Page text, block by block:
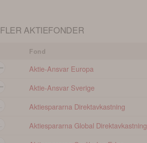
FLER AKTIEFONDER
Fond
Aktie-Ansvar Europa
Aktie-Ansvar Sverige
Aktiespararna Direktavkastning
Aktiespararna Global Direktavkastning